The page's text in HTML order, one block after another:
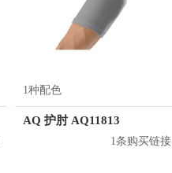
1种配色
AQ 护肘 AQ11813
1条购买链接